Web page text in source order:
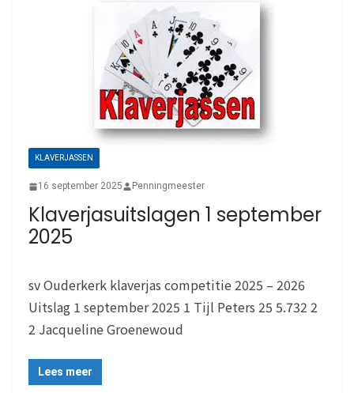
KLAVERJASSEN
16 september 2025 Penningmeester
Klaverjasuitslagen 1 september
2025
sv Ouderkerk klaverjas competitie 2025 – 2026
Uitslag 1 september 2025 1 Tijl Peters 25 5.732 2
2 Jacqueline Groenewoud
Lees meer